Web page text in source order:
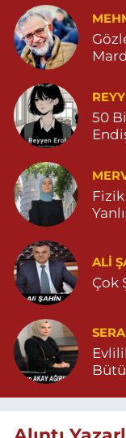
50
ALI
Çok